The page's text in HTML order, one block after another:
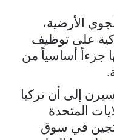
الأرضية،
على توظيف
جزءاً أساسياً من
إلى أن تركيا
المتحدة
في سوق